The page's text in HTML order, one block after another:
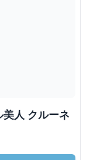
人 クルーネ